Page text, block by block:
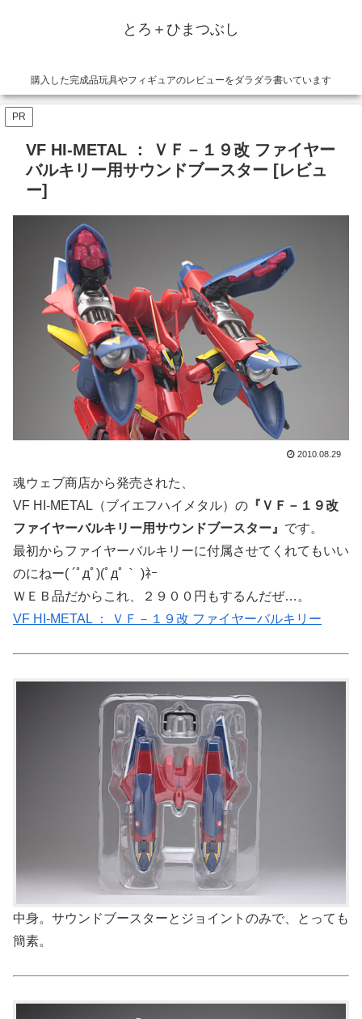
とろ＋ひまつぶし
購入した完成品玩具やフィギュアのレビューをダラダラ書いています
PR
VF HI-METAL ： ＶＦ－１９改 ファイヤー
バルキリー用サウンドブースター [レビュ
ー]
2010.08.29
魂ウェブ商店から発売された、
VF HI-METAL（ブイエフハイメタル）の 『ＶＦ－１９改
ファイヤーバルキリー用サウンドブースター』 です。
最初からファイヤーバルキリーに付属させてくれてもいい
のにねー( ´ﾟдﾟ)(ﾟдﾟ｀ )ﾈｰ
ＷＥＢ品だからこれ、２９００円もするんだぜ…。
VF HI-METAL ： ＶＦ－１９改 ファイヤーバルキリー
中身。サウンドブースターとジョイントのみで、とっても
簡素。